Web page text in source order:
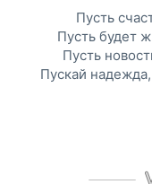
Пусть
Пусть будет
Пусть
Пускай